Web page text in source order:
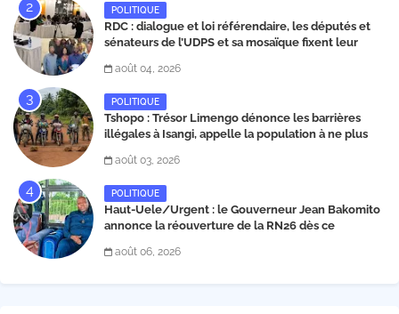
POLITIQUE
RDC : dialogue et loi référendaire, les députés et
sénateurs de l’UDPS et sa mosaïque fixent leur
Matata
août 04, 2026
POLITIQUE
Tshopo : Trésor Limengo dénonce les barrières
illégales à Isangi, appelle la population à ne plus
août 03, 2026
POLITIQUE
Haut-Uele/Urgent : le Gouverneur Jean Bakomito
annonce la réouverture de la RN26 dès ce
août 06, 2026